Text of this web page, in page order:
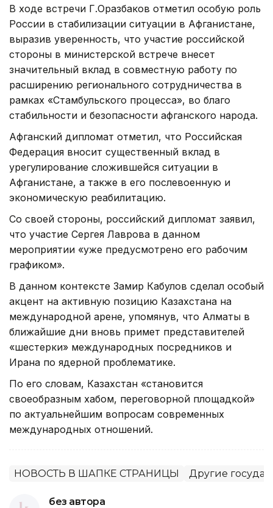
В ходе встречи Г.Оразбаков отметил особую роль
России в стабилизации ситуации в Афганистане,
выразив уверенность, что участие российской
стороны в министерской встрече внесет
значительный вклад в совместную работу по
расширению регионального сотрудничества в
рамках «Стамбульского процесса», во благо
стабильности и безопасности афганского народа.
Афганский дипломат отметил, что Российская
Федерация вносит существенный вклад в
урегулирование сложившейся ситуации в
Афганистане, а также в его послевоенную и
экономическую реабилитацию.
Со своей стороны, российский дипломат заявил,
что участие Сергея Лаврова в данном
мероприятии «уже предусмотрено его рабочим
графиком».
В данном контексте Замир Кабулов сделал особый
акцент на активную позицию Казахстана на
международной арене, упомянув, что Алматы в
ближайшие дни вновь примет представителей
«шестерки» международных посредников и
Ирана по ядерной проблематике.
По его словам, Казахстан «становится
своеобразным хабом, переговорной площадкой»
по актуальнейшим вопросам современных
международных отношений.
НОВОСТЬ В ШАПКЕ СТРАНИЦЫ Другие
без автора